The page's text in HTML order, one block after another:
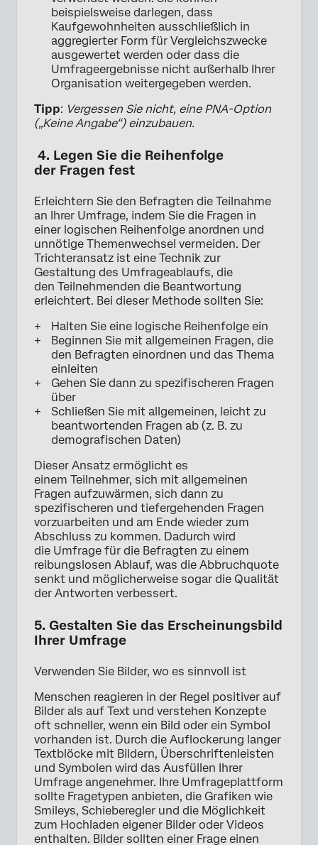
beispielsweise darlegen, dass
Kaufgewohnheiten ausschließlich in
aggregierter Form für Vergleichszwecke
ausgewertet werden oder dass die
Umfrageergebnisse nicht außerhalb Ihrer
Organisation weitergegeben werden.
Tipp: Vergessen Sie nicht, eine PNA-Option
(„Keine Angabe“) einzubauen.
4. Legen Sie die Reihenfolge
der Fragen fest
Erleichtern Sie den Befragten die Teilnahme
an Ihrer Umfrage, indem Sie die Fragen in
einer logischen Reihenfolge anordnen und
unnötige Themenwechsel vermeiden. Der
Trichteransatz ist eine Technik zur
Gestaltung des Umfrageablaufs, die
den Teilnehmenden die Beantwortung
erleichtert. Bei dieser Methode sollten Sie:
Halten Sie eine logische Reihenfolge ein
Beginnen Sie mit allgemeinen Fragen, die
den Befragten einordnen und das Thema
einleiten
Gehen Sie dann zu spezifischeren Fragen
über
Schließen Sie mit allgemeinen, leicht zu
beantwortenden Fragen ab (z. B. zu
demografischen Daten)
Dieser Ansatz ermöglicht es
einem Teilnehmer, sich mit allgemeinen
Fragen aufzuwärmen, sich dann zu
spezifischeren und tiefergehenden Fragen
vorzuarbeiten und am Ende wieder zum
Abschluss zu kommen. Dadurch wird
die Umfrage für die Befragten zu einem
reibungslosen Ablauf, was die Abbruchquote
senkt und möglicherweise sogar die Qualität
der Antworten verbessert.
5. Gestalten Sie das Erscheinungsbild
Ihrer Umfrage
Verwenden Sie Bilder, wo es sinnvoll ist
Menschen reagieren in der Regel positiver auf
Bilder als auf Text und verstehen Konzepte
oft schneller, wenn ein Bild oder ein Symbol
vorhanden ist. Durch die Auflockerung langer
Textblöcke mit Bildern, Überschriftenleisten
und Symbolen wird das Ausfüllen Ihrer
Umfrage angenehmer. Ihre Umfrageplattform
sollte Fragetypen anbieten, die Grafiken wie
Smileys, Schieberegler und die Möglichkeit
zum Hochladen eigener Bilder oder Videos
enthalten. Bilder sollten einer Frage einen